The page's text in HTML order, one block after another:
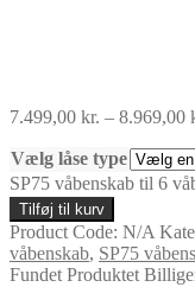
7.499,00 kr. – 8.969,00
Vælg låse type
SP75 våbenskab til 6
Tilføj til kurv
Product Code: N/A
våbenskab, SP75
Fundet Produktet